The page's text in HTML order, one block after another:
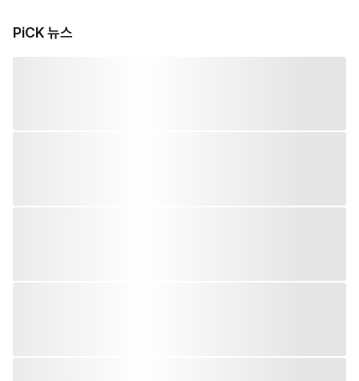
PiCK 뉴스